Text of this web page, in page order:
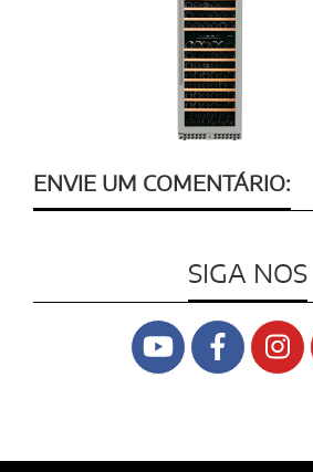
ENVIE UM COMENTÁRIO:
SIGA NOS